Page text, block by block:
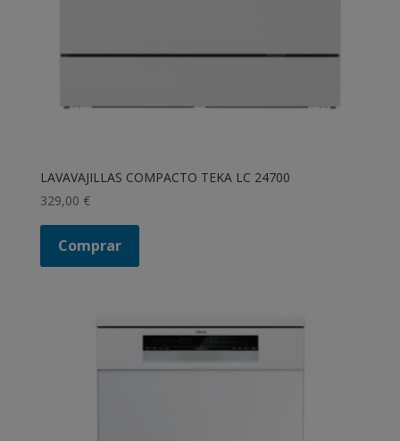
LAVAVAJILLAS COMPACTO TEKA LC 24700
329,00 €
Comprar